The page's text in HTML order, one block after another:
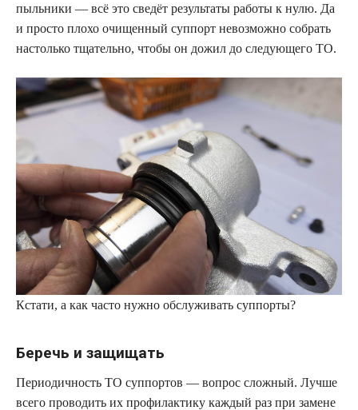
пыльники — всё это сведёт результаты работы к нулю. Да
и просто плохо очищенный суппорт невозможно собрать
настолько тщательно, чтобы он дожил до следующего ТО.
Кстати, а как часто нужно обслуживать суппорты?
Беречь и защищать
Периодичность ТО суппортов — вопрос сложный. Лучше
всего проводить их профилактику каждый раз при замене